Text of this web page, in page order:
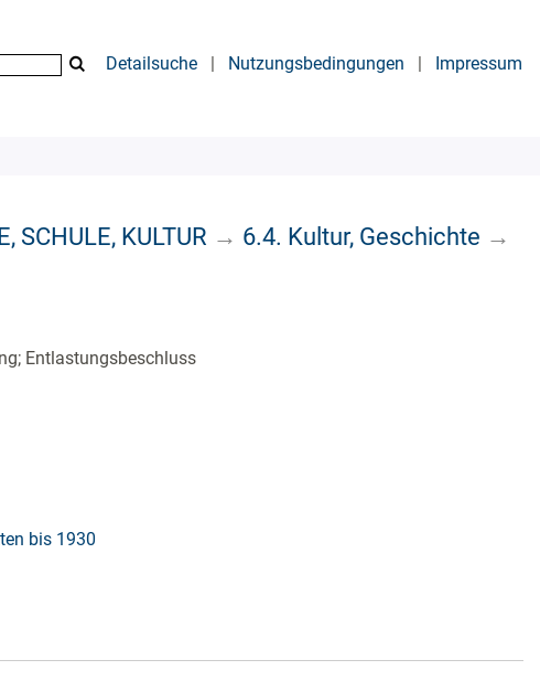
Detailsuche | Nutzungsbedingungen | Impressum
SCHULE, KULTUR → 6.4. Kultur, Geschichte →
Entlastungsbeschluss
bis 1930